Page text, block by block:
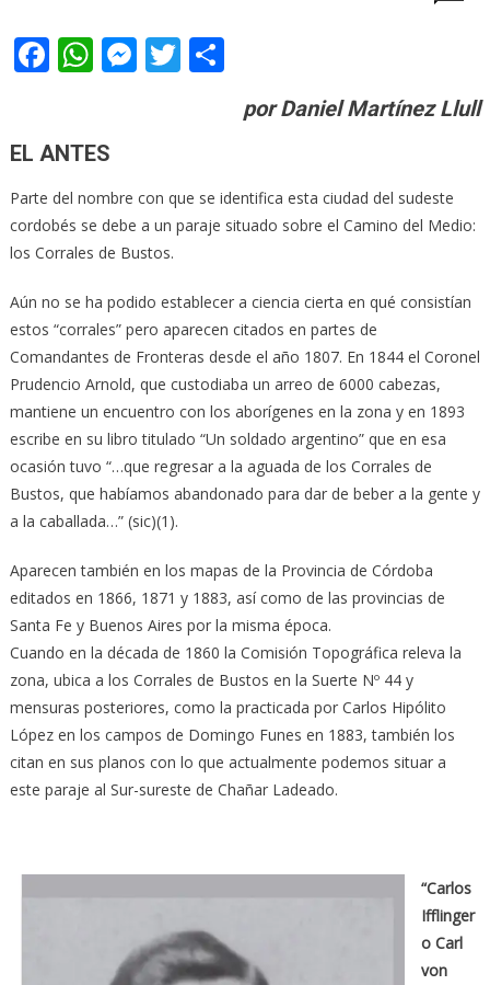
Facebook
WhatsApp
Messenger
Twitter
Share
por Daniel Martínez Llull
EL ANTES
Parte del nombre con que se identifica esta ciudad del sudeste
cordobés se debe a un paraje situado sobre el Camino del Medio:
los Corrales de Bustos.
Aún no se ha podido establecer a ciencia cierta en qué consistían
estos “corrales” pero aparecen citados en partes de
Comandantes de Fronteras desde el año 1807. En 1844 el Coronel
Prudencio Arnold, que custodiaba un arreo de 6000 cabezas,
mantiene un encuentro con los aborígenes en la zona y en 1893
escribe en su libro titulado “Un soldado argentino” que en esa
ocasión tuvo “…que regresar a la aguada de los Corrales de
Bustos, que habíamos abandonado para dar de beber a la gente y
a la caballada…” (sic)(1).
Aparecen también en los mapas de la Provincia de Córdoba
editados en 1866, 1871 y 1883, así como de las provincias de
Santa Fe y Buenos Aires por la misma época.
Cuando en la década de 1860 la Comisión Topográfica releva la
zona, ubica a los Corrales de Bustos en la Suerte Nº 44 y
mensuras posteriores, como la practicada por Carlos Hipólito
López en los campos de Domingo Funes en 1883, también los
citan en sus planos con lo que actualmente podemos situar a
este paraje al Sur-sureste de Chañar Ladeado.
“Carlos
Ifflinger
o Carl
von